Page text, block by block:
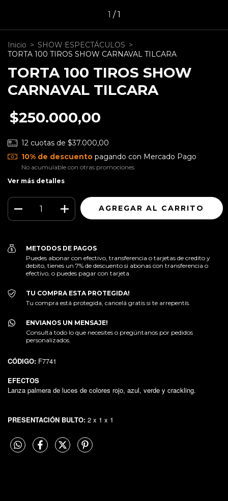
1 /1
Inicio > SHOW ESPECTÁCULOS >
TORTA 100 TIROS SHOW CARNAVAL TILCARA
TORTA 100 TIROS SHOW
CARNAVAL TILCARA
$250.000,00
12 cuotas de $37.000,00
10% de descuentopagando con Mercado Pago
No acumulable con otras promociones
Ver más detalles
METODOS DE PAGOS
Puedes abonar con efectivo, transferencia o tarjetas de credito y
debito, tienes un 7% de descuento si abonas con transferencia o
efectivo, o puedes pagar con tarjeta.
TU COMPRA ESTA PROTEGIDA!
Tu compra está protegida, cancelá gratis si te arrepentís.
ENVIANOS UN MENSAJE!
Consulta todo lo que necesites o pregúntanos por pedidos
personalizados.
CÓDIGO: F7741
EFECTOS
Lanza palmera de luces de colores rojo, azul, verde y crackling.
PRESENTACIÓN BULTO: 2 x 1 x 1